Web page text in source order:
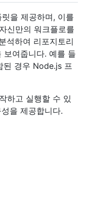
을 제공하며, 이를
신만의 워크플로를
석하여 리포지토리
보여줍니다. 예를 들
된 경우 Node.js 프
하고 실행할 수 있
을 제공합니다.